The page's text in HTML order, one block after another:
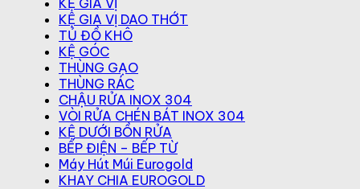
KỆ GIA VỊ DAO THỚT
TỦ ĐỒ KHÔ
KỆ GÓC
THÙNG GẠO
THÙNG RÁC
CHẬU RỬA INOX 304
VÒI RỬA CHÉN BÁT INOX 304
KỆ DƯỚI BỒN RỬA
BẾP ĐIỆN – BẾP TỪ
Máy Hút Múi Eurogold
KHAY CHIA EUROGOLD